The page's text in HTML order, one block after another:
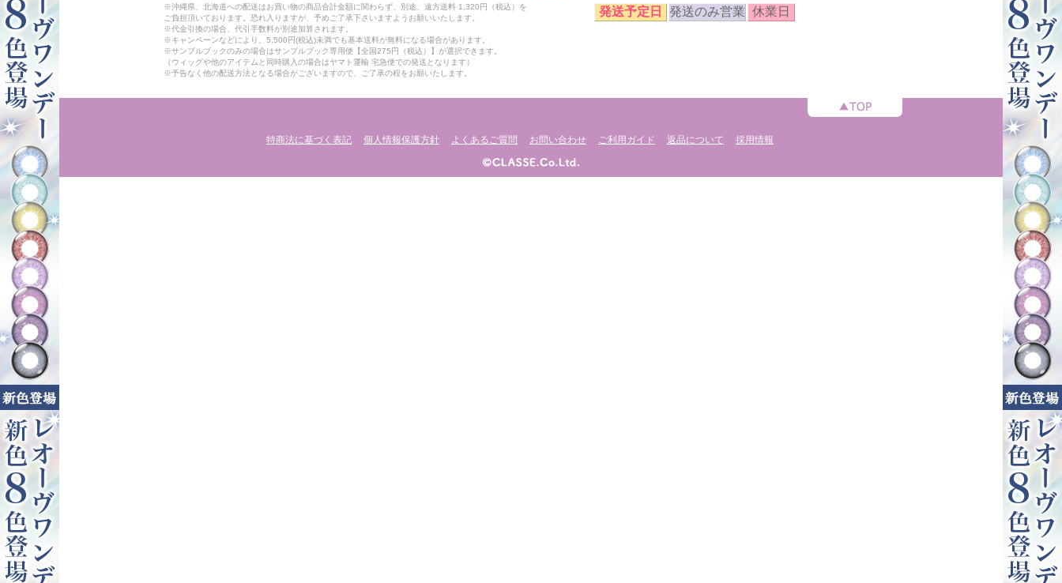
※沖縄県、北海道への配送はお買い物の商品合計金額に関わらず、別途、遠方送料 1,320円（税込）を
ご負担頂いております。恐れ入りますが、予めご了承下さいますようお願いいたします。
※代金引換の場合、代引手数料が別途加算されます。
※キャンペーンなどにより、5,500円(税込)未満でも基本送料が無料になる場合があります。
※サンプルブックのみの場合はサンプルブック専用便【全国275円（税込）】が選択できます。
（ウィッグや他のアイテムと同時購入の場合はヤマト運輸 宅急便での発送となります）
※予告なく他の配送方法となる場合がございますので、ご了承の程をお願いたします。
発送予定日 発送のみ営業 休業日
特商法に基づく表記 個人情報保護方針 よくあるご質問 お問い合わせ ご利用ガイド 返品について 採用情報